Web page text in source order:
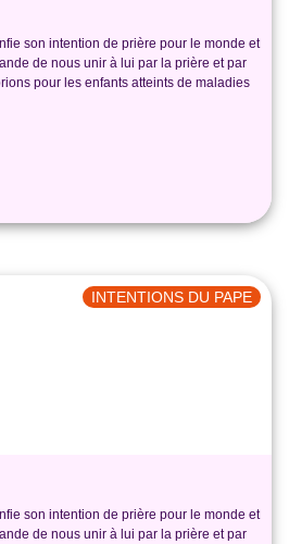
son intention de prière pour le monde et
de nous unir à lui par la prière et par
pour les enfants atteints de maladies
INTENTIONS DU PAPE
son intention de prière pour le monde et
de nous unir à lui par la prière et par